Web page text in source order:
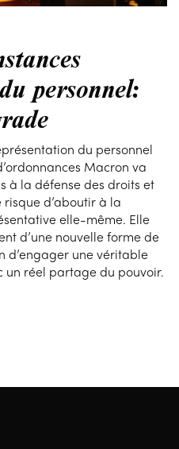
personnel:
du personnel
Macron va
à la défense des droits et
d’aboutir à la
elle-même. Elle
d’une nouvelle forme de
d’engager une véritable
un réel partage du pouvoir.